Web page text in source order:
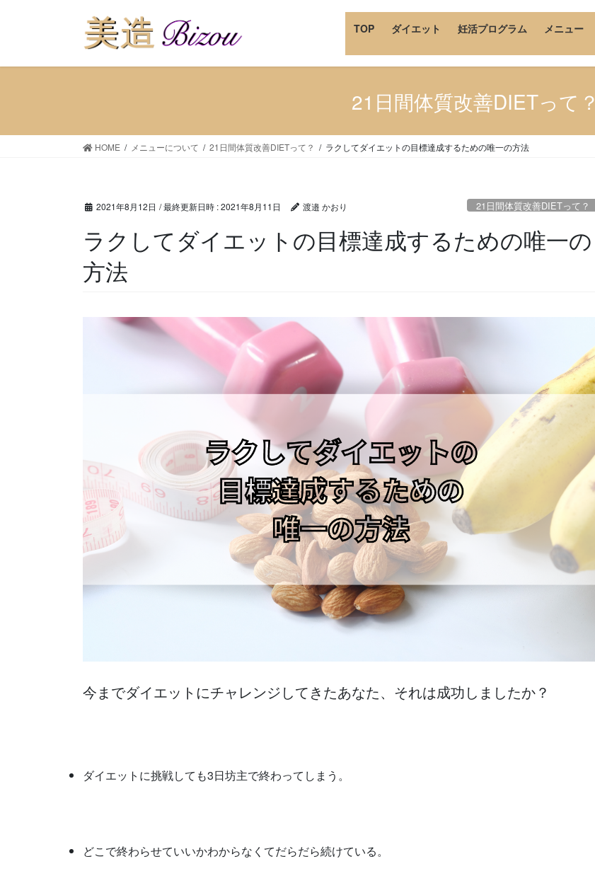
TOP ダイエット 妊活プログラム メニュー
21日間体質改善DIETって？
HOME メニューについて 21日間体質改善DIETって？ ラクしてダイエットの目標達成するための唯一の方法
2021年8月12日 / 最終更新日時 :2021年8月11日 渡邉 かおり 21日間体質改善DIETって？
ラクしてダイエットの目標達成するための唯一の
方法
今までダイエットにチャレンジしてきたあなた、それは成功しましたか？
ダイエットに挑戦しても3日坊主で終わってしまう。
どこで終わらせていいかわからなくてだらだら続けている。